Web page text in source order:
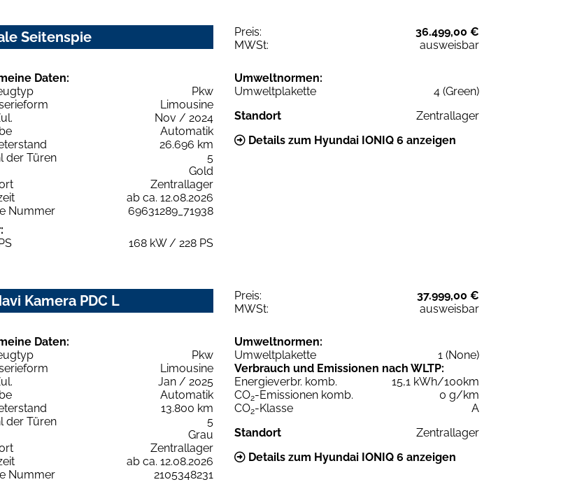
Seitenspie Preis:
36.499,00 €
MWSt:
ausweisbar
Daten:
Pkw
Limousine
Nov / 2024
Automatik
26.696 km
der Türen
5
Gold
Zentrallager
ab ca. 12.08.2026
Nummer
69631289_71938
168 kW / 228 PS
Umweltnormen:
Umweltplakette
4 (Green)
Standort
Zentrallager
Details zum Hyundai IONIQ 6 anzeigen
Kamera PDC L Preis:
37.999,00 €
MWSt:
ausweisbar
Daten:
Pkw
Limousine
Jan / 2025
Automatik
13.800 km
der Türen
5
Grau
Zentrallager
ab ca. 12.08.2026
Nummer
2105348231
Umweltnormen:
Umweltplakette
1 (None)
Verbrauch und Emissionen nach WLTP:
Energieverbr. komb.
15,1 kWh/100km
CO2-Emissionen komb.
0 g/km
CO2-Klasse
A
Standort
Zentrallager
Details zum Hyundai IONIQ 6 anzeigen